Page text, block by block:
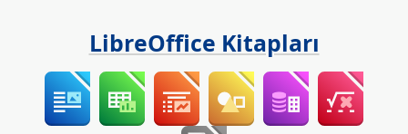
LibreOffice Kitapları